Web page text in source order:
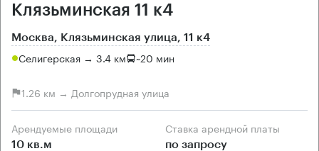
Клязьминская 11 к4
Москва, Клязьминская улица, 11 к4
Селигерская → 3.4 км ~20 мин
1.26 км → Долгопрудная улица
Арендуемые площади
10 кв.м
Ставка арендной платы
по запросу